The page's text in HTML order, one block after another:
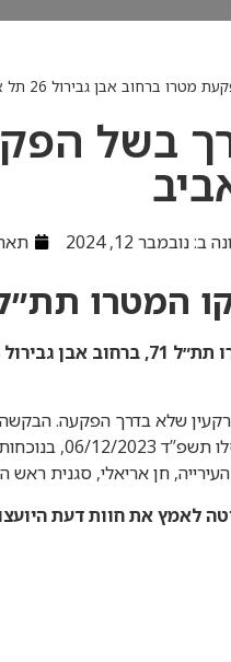
ברחוב אבן גבירול 26 תל אביב
בשל
נובמבר 12, 2024
המטרו תת״ל
שלא בדרך הפקעה. הבקשה
מרחב תכנון מקומי
חן אריאלי, סגנית ראש
לאמץ את חוות דעת